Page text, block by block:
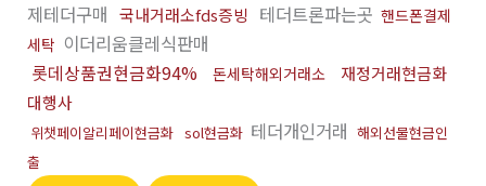
제테더구매 국내거래소fds증빙 테더트론파는곳 핸드폰결제
세탁 이더리움클레식판매
롯데상품권현금화94%
돈세탁해외거래소
재정거래현금화
대행사
위챗페이알리페이현금화 sol현금화 테더개인거래 해외선물현금인
출